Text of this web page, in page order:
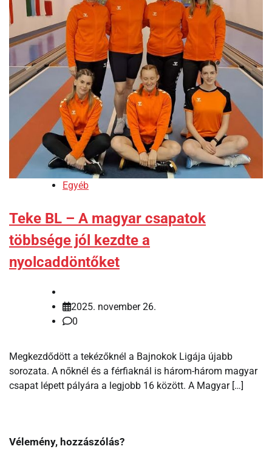
Egyéb
Teke BL – A magyar csapatok
többsége jól kezdte a
nyolcaddöntőket
2025. november 26.
0
Megkezdődött a tekézőknél a Bajnokok Ligája újabb
sorozata. A nőknél és a férfiaknál is három-három magyar
csapat lépett pályára a legjobb 16 között. A Magyar […]
Vélemény, hozzászólás?